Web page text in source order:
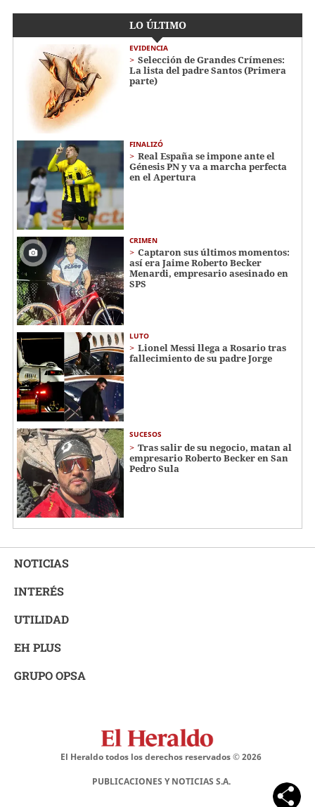
LO ÚLTIMO
EVIDENCIA
Selección de Grandes Crímenes:
La lista del padre Santos (Primera
parte)
FINALIZÓ
Real España se impone ante el
Génesis PN y va a marcha perfecta
en el Apertura
CRIMEN
Captaron sus últimos momentos:
así era Jaime Roberto Becker
Menardi​​​, empresario asesinado en
SPS
LUTO
Lionel Messi llega a Rosario tras
fallecimiento de su padre Jorge
SUCESOS
Tras salir de su negocio, matan al
empresario Roberto Becker en San
Pedro Sula
NOTICIAS
INTERÉS
UTILIDAD
EH PLUS
GRUPO OPSA
El Heraldo todos los derechos reservados ©2026
PUBLICACIONES Y NOTICIAS S.A.